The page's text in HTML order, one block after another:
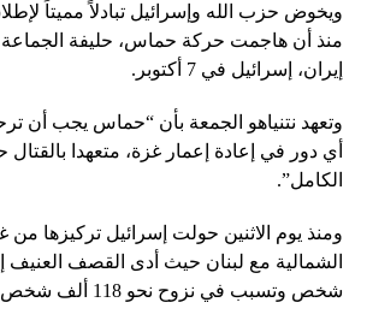
ويخوض حزب الله وإسرائيل تبادلاً مميتاً
منذ أن هاجمت حركة حماس، حليفة
إيران، إسرائيل في 7 أكتوبر.
وتعهد نتنياهو الجمعة بأن “حماس يجب أن
أي دور في إعادة إعمار غزة، متعهدا بالقتال
الكامل”.
ومنذ يوم الاثنين حولت إسرائيل تركيزها من
شخص وتسبب في نزوح نحو 118 ألف شخص.